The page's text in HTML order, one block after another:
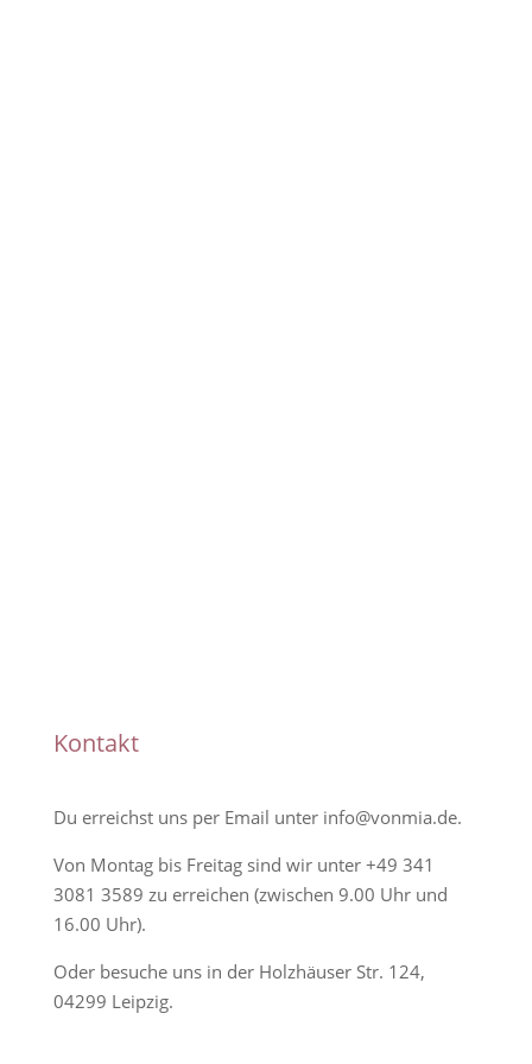
Kontakt
Du erreichst uns per Email unter info@vonmia.de.
Von Montag bis Freitag sind wir unter +49 341
3081 3589 zu erreichen (zwischen 9.00 Uhr und
16.00 Uhr).
Oder besuche uns in der Holzhäuser Str. 124,
04299 Leipzig.